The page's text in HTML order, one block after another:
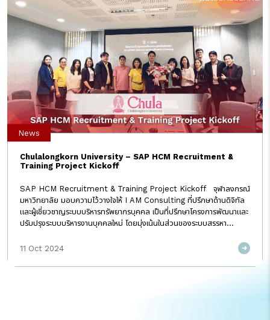
ประสิทธิภาพของกระบวนการทำงานและแบบฟอร์มต่าง ๆ ให้ตอบโจทย์การใช้
งานขององค์กรได้ดียิ่งขึ้น ทีมที่ปรึกษาของ […]
Chulalongkorn University – SAP HCM Recruitment &
Training Project Kickoff
SAP HCM Recruitment & Training Project Kickoff จุฬาลงกรณ์
มหาวิทยาลัย มอบความไว้วางใจให้ I AM Consulting ที่ปรึกษาด้านดิจิทัล
และผู้เชี่ยวชาญระบบบริหารทรัพยากรบุคคล เป็นที่ปรึกษาโครงการพัฒนาและ
ปรับปรุงระบบบริหารงานบุคคลใหม่ โดยมุ่งเน้นในส่วนของระบบสรรหา
การดำเนินงานและเสริมสร้างความคล่องตัวให้กับองค์กร คุณศรีรัตน์ ชูโชติ
ประชุมและอธิบายแผนงาน พร้อมแสดงความมุ่งมั่นที่จะช่วยยกระดับการ
News
11 Oct 2024